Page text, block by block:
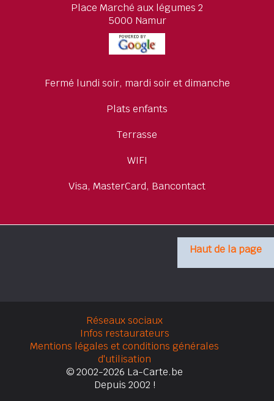
Place Marché aux légumes 2
5000 Namur
Fermé lundi soir, mardi soir et dimanche
Plats enfants
Terrasse
WIFI
Visa, MasterCard, Bancontact
Haut de la page
Réseaux sociaux
Infos restaurateurs
Mentions légales et conditions générales
d'utilisation
© 2002-2026 La-Carte.be
Depuis 2002 !